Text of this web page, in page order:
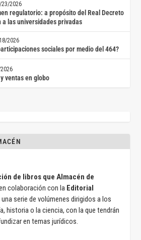
23/2026
regulatorio: a propósito del Real Decreto
las universidades privadas
2026
sociales por medio del 464?
ventas en globo
de libros que Almacén de
colaboración con la Editorial
serie de volúmenes dirigidos a los
historia o la ciencia, con la que tendrán
en temas jurídicos.